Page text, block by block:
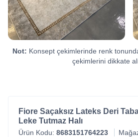
Not: Konsept çekimlerinde renk
çekimlerini dikkate
Fiore Saçaksız Lateks Deri
Leke Tutmaz Halı
Ürün Kodu: 8683151764223